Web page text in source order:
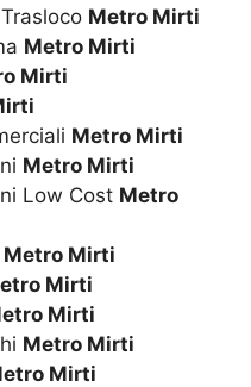
Metro Mirti
Metro Mirti
Mirti
Metro Mirti
Metro Mirti
Low Cost Metro
Metro Mirti
Mirti
Mirti
Metro Mirti
Mirti